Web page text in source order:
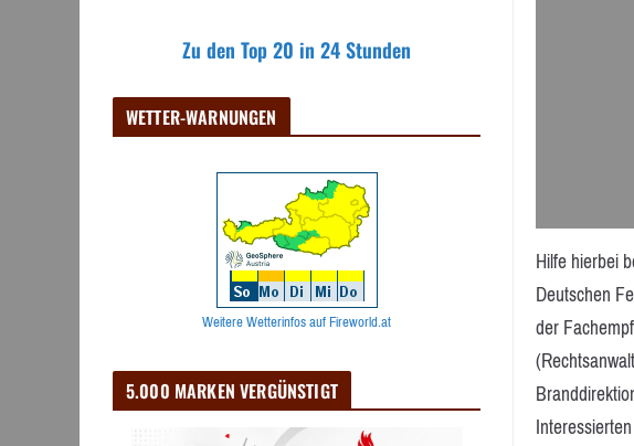
Hilfe hierbei
Deutschen
der
Zu den Top 20 in 24 Stunden
WETTER-WARNUNGEN
Weitere Wetterinfos auf Fireworld.at
5.000 MARKEN VERGÜNSTIGT